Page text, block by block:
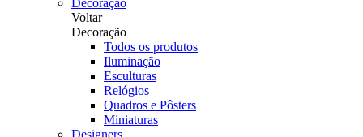
Decoração
Voltar
Decoração
Todos os produtos
Iluminação
Esculturas
Relógios
Quadros e Pôsters
Miniaturas
Designers